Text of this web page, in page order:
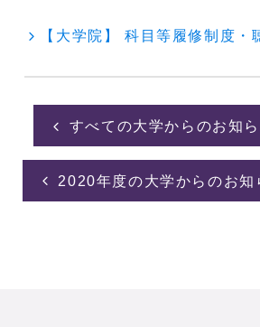
【大学院】 科目等履修制度・
すべての大学からのお知
2020年度の大学からのお知